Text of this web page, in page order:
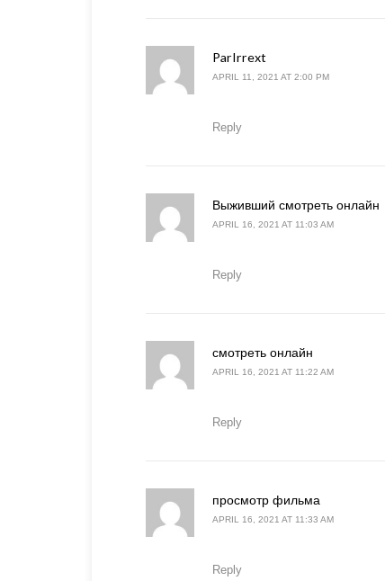
ParIrrext
APRIL 11, 2021 AT 2:00 PM
Reply
Выживший смотреть онлайн
APRIL 16, 2021 AT 11:03 AM
Reply
смотреть онлайн
APRIL 16, 2021 AT 11:22 AM
Reply
просмотр фильма
APRIL 16, 2021 AT 11:33 AM
Reply